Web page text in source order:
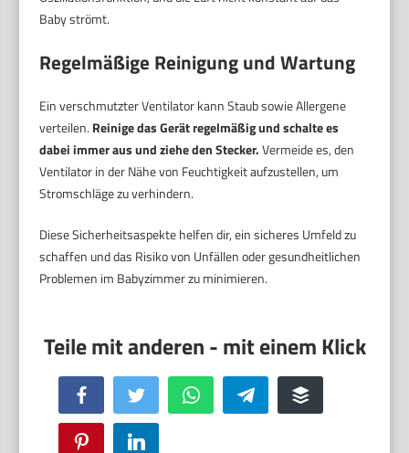
Baby strömt.
Regelmäßige Reinigung und Wartung
Ein verschmutzter Ventilator kann Staub sowie Allergene
verteilen. Reinige das Gerät regelmäßig und schalte es
dabei immer aus und ziehe den Stecker.Vermeide es, den
Ventilator in der Nähe von Feuchtigkeit aufzustellen, um
Stromschläge zu verhindern.
Diese Sicherheitsaspekte helfen dir, ein sicheres Umfeld zu
schaffen und das Risiko von Unfällen oder gesundheitlichen
Problemen im Babyzimmer zu minimieren.
Facebook Twitter WhatsApp Telegram Buffer
Pinterest LinkedIn